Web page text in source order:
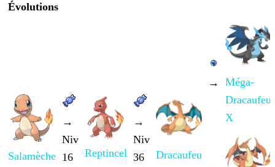
Évolutions
Salamèche
→
Niv
16
Reptincel
→
Niv
36
Dracaufeu
→
Méga-
Dracaufeu
X